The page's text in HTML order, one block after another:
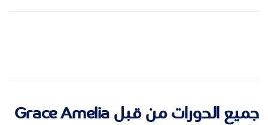
جميع الدورات من قبل Grace Amelia